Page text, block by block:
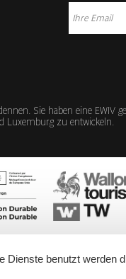
Sie haben eine EWIV
Luxemburg zu entwickeln.
Dienste benutzt werden